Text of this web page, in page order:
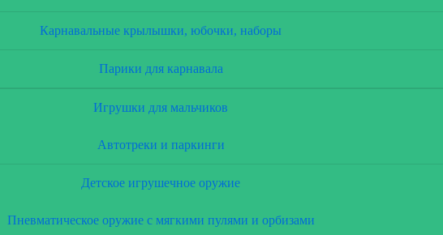
Карнавальные крылышки, юбочки, наборы
Парики для карнавала
Игрушки для мальчиков
Автотреки и паркинги
Детское игрушечное оружие
Пневматическое оружие с мягкими пулями и орбизами